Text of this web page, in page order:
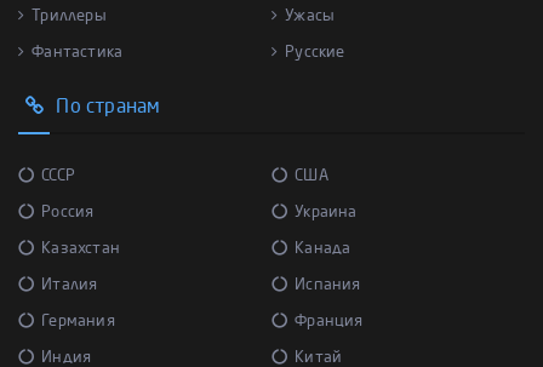
Триллеры Ужасы
Фантастика Русские
По странам
СССР США
Россия Украина
Казахстан Канада
Италия Испания
Германия Франция
Индия Китай